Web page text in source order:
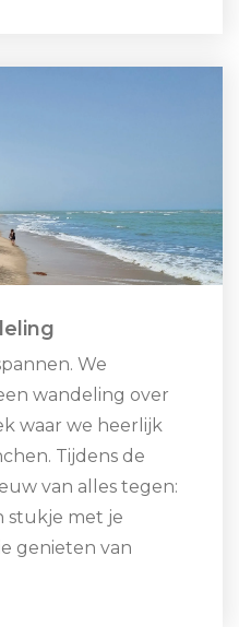
We
wandeling over
waar we heerlijk
Tijdens de
van alles tegen:
stukje met je
genieten van